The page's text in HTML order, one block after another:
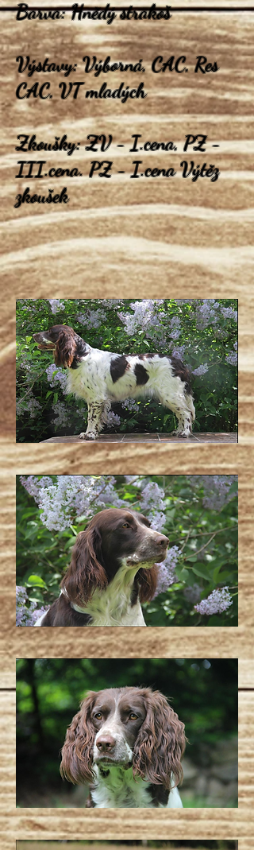
Barva: Hnědý strakoš
Výstavy: Výborná, CAC, Res
CAC, VT mladých
Zkoušky: ZV - I.cena, PZ -
III.cena. PZ - I.cena Výtěz
zkoušek